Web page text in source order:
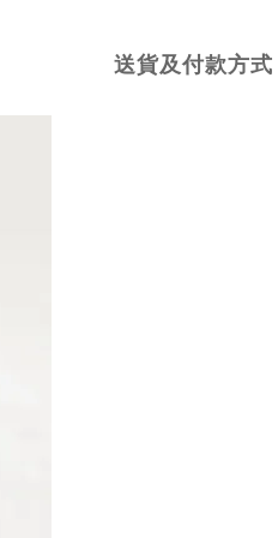
送貨及付款方式